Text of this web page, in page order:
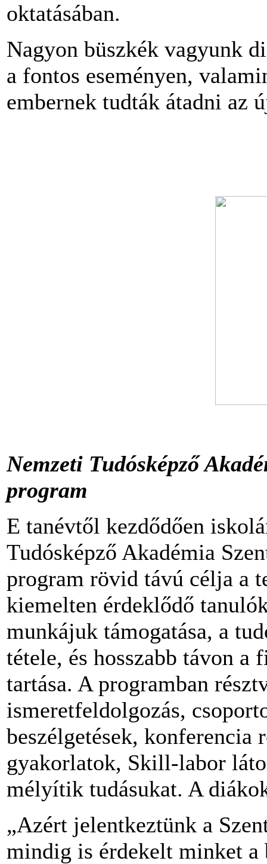
oktatásában.
Nagyon büszkék vagyunk
a fontos eseményen,
embernek tudták átadni az
Nemzeti Tudósképző
program
E tanévtől kezdődően
Tudósképző Akadémia
program rövid távú célja a
kiemelten érdeklődő
munkájuk támogatása, a
tétele, és hosszabb távon
tartása. A programban
ismeretfeldolgozás,
beszélgetések,
gyakorlatok, Skill-labor
mélyítik tudásukat. A
„Azért jelentkeztünk a
mindig is érdekelt minket